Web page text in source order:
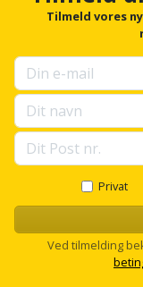
Tag
og
tagplader
Terrassebrædder
Tråd
Profilsaks
Reb
og
Renseservietter
og
Kantlimer
Kap-
Hylder
Jagt
og
r
u
p
s
e
l
l
c
o
Tilmeld vores
Privat
Ved tilmelding